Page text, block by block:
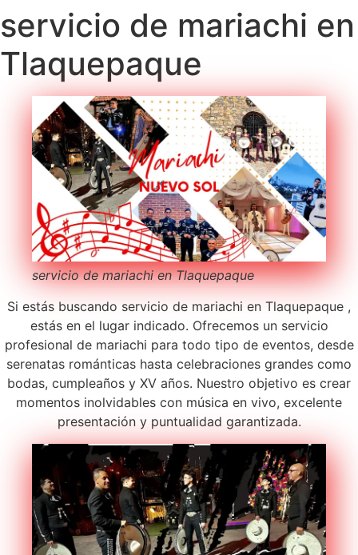
servicio de mariachi en
Tlaquepaque
servicio de mariachi en Tlaquepaque
Si estás buscando servicio de mariachi en Tlaquepaque ,
estás en el lugar indicado. Ofrecemos un servicio
profesional de mariachi para todo tipo de eventos, desde
serenatas románticas hasta celebraciones grandes como
bodas, cumpleaños y XV años. Nuestro objetivo es crear
momentos inolvidables con música en vivo, excelente
presentación y puntualidad garantizada.